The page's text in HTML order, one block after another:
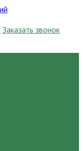
Заказать звонок